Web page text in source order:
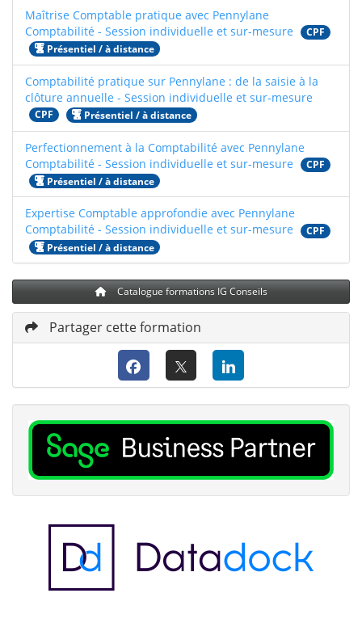
Maîtrise Comptable pratique avec Pennylane
Comptabilité - Session individuelle et sur-mesure
CPF
Présentiel / à distance
Comptabilité pratique sur Pennylane : de la saisie à la
clôture annuelle - Session individuelle et sur-mesure
CPF Présentiel / à distance
Perfectionnement à la Comptabilité avec Pennylane
Comptabilité - Session individuelle et sur-mesure
CPF
Présentiel / à distance
Expertise Comptable approfondie avec Pennylane
Comptabilité - Session individuelle et sur-mesure
CPF
Présentiel / à distance
Catalogue formations IG Conseils
Partager cette formation